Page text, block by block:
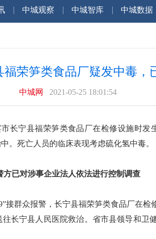
中城观察 中城智库 中城数据
福荣笋类食品厂疑发中毒，
中城网 2021-05-25 18:01:54
长宁县福荣笋类食品厂在检修设施时发
。死亡人员的临床表现考虑硫化氢中毒。
方已对涉事企业法人依法进行控制调查
接群众报警，长宁县福荣笋类食品厂在
长宁县人民医院救治。省市县领导和卫